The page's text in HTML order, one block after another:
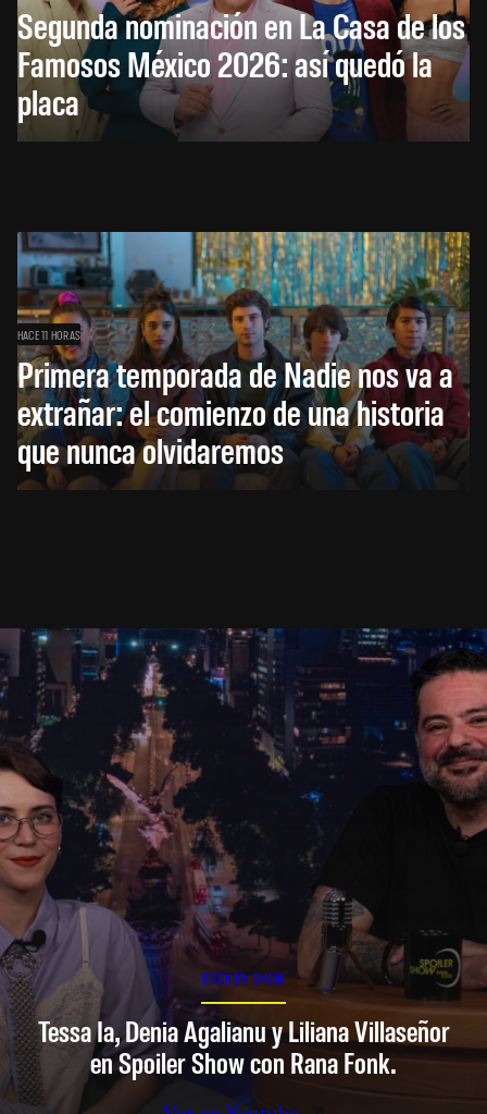
Segunda nominación en La Casa de los
Famosos México 2026: así quedó la
placa
HACE 11 HORAS
Primera temporada de Nadie nos va a
extrañar: el comienzo de una historia
que nunca olvidaremos
SPOILER SHOW
Tessa Ia, Denia Agalianu y Liliana Villaseñor
en Spoiler Show con Rana Fonk.